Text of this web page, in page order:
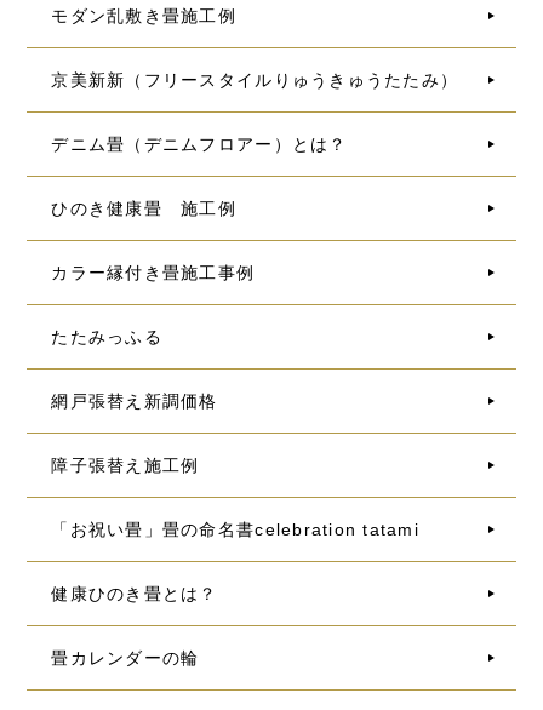
モダン乱敷き畳施工例
京美新新（フリースタイルりゅうきゅうたたみ）
デニム畳（デニムフロアー）とは？
ひのき健康畳 施工例
カラー縁付き畳施工事例
たたみっふる
網戸張替え新調価格
障子張替え施工例
「お祝い畳」畳の命名書celebration tatami
健康ひのき畳とは？
畳カレンダーの輪